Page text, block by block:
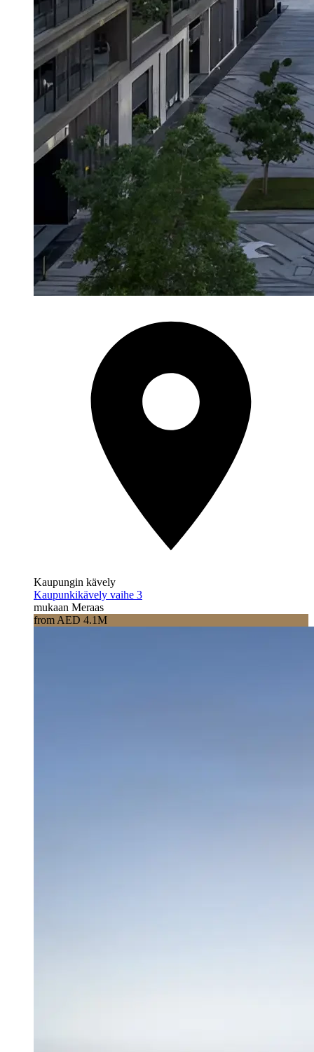
Kaupungin kävely
Kaupunkikävely vaihe 3
mukaan Meraas
from AED 4.1M